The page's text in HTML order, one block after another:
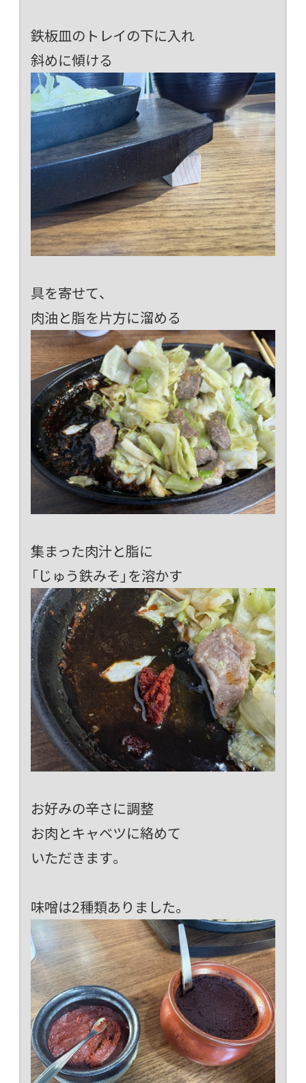
鉄板皿のトレイの下に入れ
斜めに傾ける
具を寄せて、
肉油と脂を片方に溜める
集まった肉汁と脂に
「じゅう鉄みそ」を溶かす
お好みの辛さに調整
お肉とキャベツに絡めて
いただきます。
味噌は2種類ありました。